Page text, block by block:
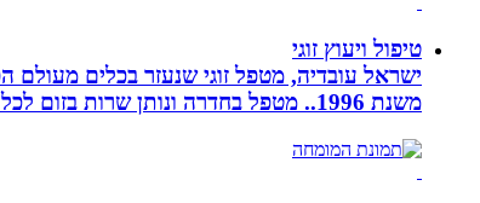
טיפול ויעוץ זוגי
ישראל עובדיה, מטפל זוגי שנעזר בכלים מעולם
משנת 1996.. מטפל בחדרה ונותן שרות בזום לכל רחבי הארץ